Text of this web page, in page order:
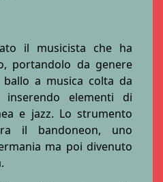
il musicista che ha
portandolo da genere
a musica colta da
elementi di
e jazz. Lo strumento
il bandoneon, uno
ma poi divenuto